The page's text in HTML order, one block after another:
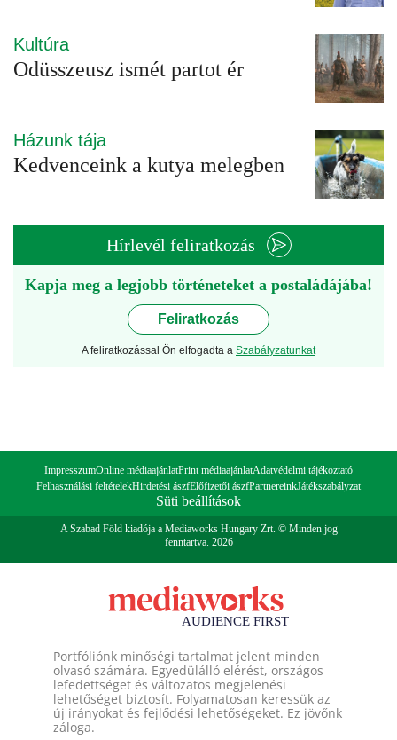
Kultúra
Odüsszeusz ismét partot ér
Házunk tája
Kedvenceink a kutya melegben
Hírlevél feliratkozás
Kapja meg a legjobb történeteket a postaládájába!
Feliratkozás
A feliratkozással Ön elfogadta a Szabályzatunkat
ImpresszumOnline médiaajánlatPrint médiaajánlatAdatvédelmi tájékoztató
Felhasználási feltételekHirdetési ászfElőfizetői ászfPartnereinkJátékszabályzat
Süti beállítások
A Szabad Föld kiadója a Mediaworks Hungary Zrt. © Minden jog
fenntartva. 2026
Portfóliónk minőségi tartalmat jelent minden
olvasó számára. Egyedülálló elérést, országos
lefedettséget és változatos megjelenési
lehetőséget biztosít. Folyamatosan keressük az
új irányokat és fejlődési lehetőségeket. Ez jövőnk
záloga.